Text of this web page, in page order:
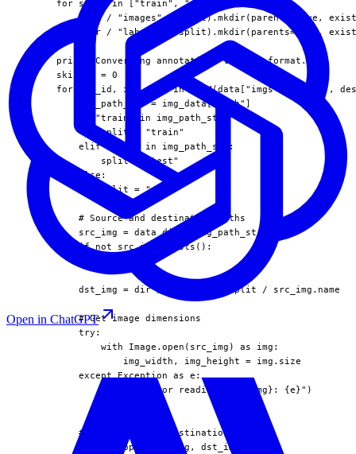
      for split in ["train", "val", "test"]:
(dir / "images" / split).mkdir(parents=True,
(dir / "labels" / split).mkdir(parents=True,
      print("Converting annotations to YOLO format...")
      skipped = 0
for img_id, img_data in TQDM(data["imgs"].items(),
          img_path_str = img_data["path"]
          if "train" in img_path_str:
              split = "train"
          elif "test" in img_path_str:
              split = "test"
          else:
              split = "val"
          # Source and destination paths
          src_img = data_dir / img_path_str
          if not src_img.exists():
              continue
          dst_img = dir / "images" / split / src_img.name
          # Get image dimensions
          try:
              with Image.open(src_img) as img:
                  img_width, img_height = img.size
          except Exception as e:
              print(f"Error reading {src_img}: {e}")
              continue
          # Copy image to destination
          shutil.copy2(src_img, dst_img)
Open in ChatGPT